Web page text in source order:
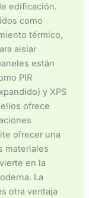
edificación.
como
térmico,
aislar
están
PIR
y XPS
ofrece
ofrecer una
materiales
en la
La
otra ventaja